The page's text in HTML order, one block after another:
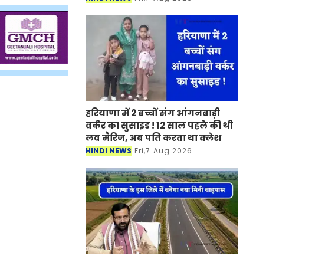
हरियाणा में 2 बच्चों संग आंगनबाड़ी
वर्कर का सुसाइड ! 12 साल पहले की थी
लव मैरिज, अब पति करता था क्लेश
HINDI NEWS Fri,7 Aug 2026